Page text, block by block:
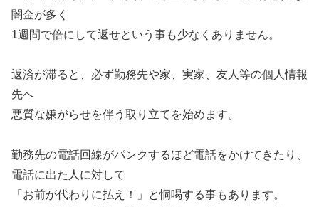
闇金が多く
1週間で倍にして返せという事も少なくありません。
返済が滞ると、必ず勤務先や家、実家、友人等の個人情報
先へ
悪質な嫌がらせを伴う取り立てを始めます。
勤務先の電話回線がパンクするほど電話をかけてきたり、
電話に出た人に対して
「お前が代わりに払え！」と恫喝する事もあります。